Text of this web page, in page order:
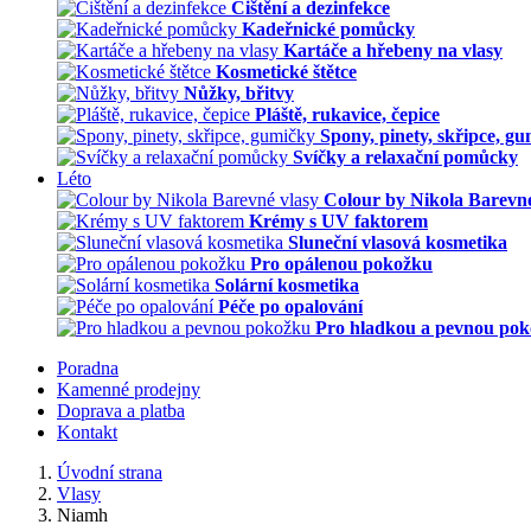
Čištění a dezinfekce
Kadeřnické pomůcky
Kartáče a hřebeny na vlasy
Kosmetické štětce
Nůžky, břitvy
Pláště, rukavice, čepice
Spony, pinety, skřipce,
Svíčky a relaxační pomůcky
Léto
Colour by Nikola
Krémy s UV faktorem
Sluneční vlasová kosmetika
Pro opálenou pokožku
Solární kosmetika
Péče po opalování
Pro hladkou a pevnou
Poradna
Kamenné prodejny
Doprava a platba
Kontakt
Úvodní strana
Vlasy
Niamh